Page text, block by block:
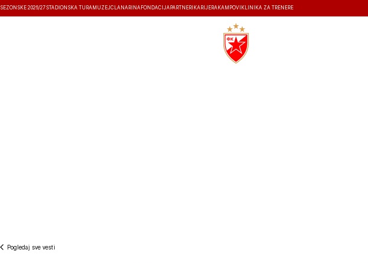
SEZONSKE 2026/27 STADIONSKA TURA MUZEJČLANARINA FONDACIJA PARTNERI KARIJERA KAMPOVI KLINIKA ZA TRENERE
Pogledaj sve vesti